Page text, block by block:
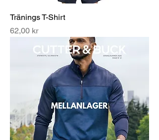
Tränings T-Shirt
Pris
62,00 kr